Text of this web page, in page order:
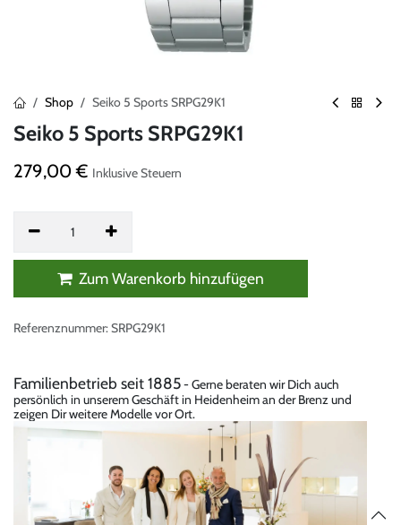
Shop Seiko 5 Sports SRPG29K1
Seiko 5 Sports SRPG29K1
279,00€ Inklusive Steuern
Zum Warenkorb hinzufügen
Referenznummer:SRPG29K1
Familienbetrieb seit 1885- Gerne beraten wir Dich auch
persönlich in unserem Geschäft in Heidenheim an der Brenz und
zeigen Dir weitere Modelle vor Ort.